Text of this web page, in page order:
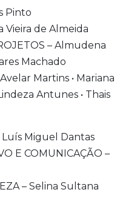
Pinto
Vieira de Almeida
– Almudena
Machado
Martins • Mariana
Antunes • Thais
Luís Miguel Dantas
E COMUNICAÇÃO –
– Selina Sultana